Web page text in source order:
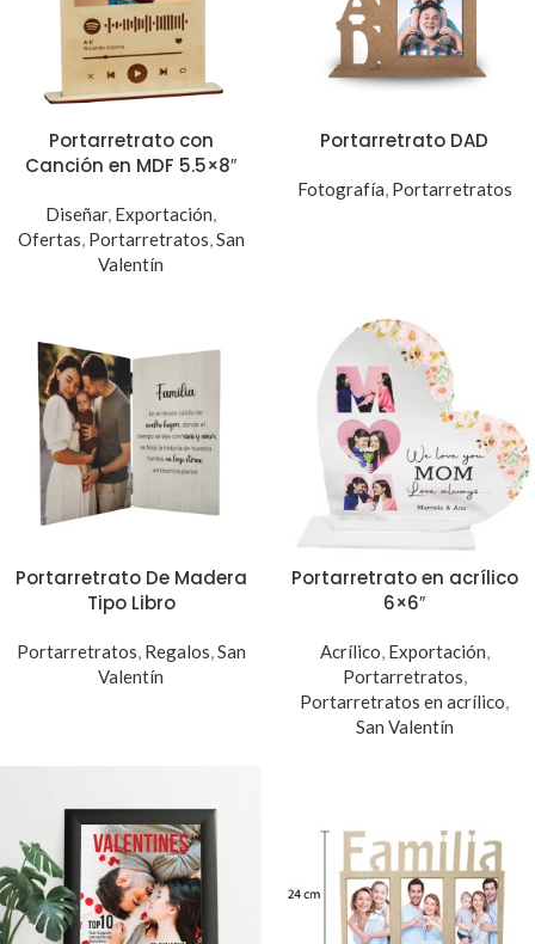
Portarretrato con
Canción en MDF 5.5×8″
Diseñar, Exportación,
Ofertas, Portarretratos,San
Valentín
Portarretrato DAD
Fotografía, Portarretratos
Portarretrato De Madera
Tipo Libro
Portarretratos, Regalos,San
Valentín
Portarretrato en acrílico
6×6″
Acrílico, Exportación,
Portarretratos,
Portarretratos en acrílico,
San Valentín